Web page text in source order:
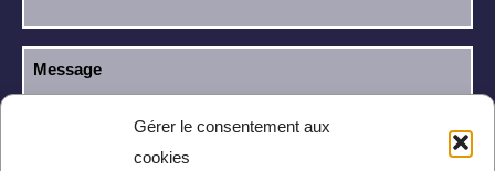
Gérer le consentement aux
cookies